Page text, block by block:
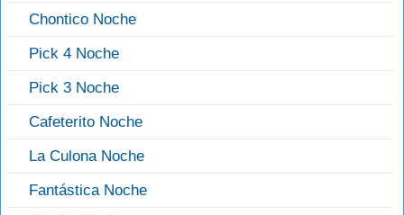
Chontico Noche
Pick 4 Noche
Pick 3 Noche
Cafeterito Noche
La Culona Noche
Fantástica Noche